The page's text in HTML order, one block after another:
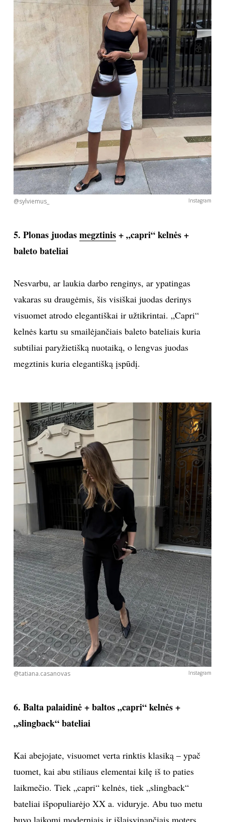
@sylviemus_ Instagram
5. Plonas juodasmegztinis+ „capri“ kelnės +
baleto bateliai
Nesvarbu, ar laukia darbo renginys, ar ypatingas
vakaras su draugėmis, šis visiškai juodas derinys
visuomet atrodo elegantiškai ir užtikrintai. „Capri“
kelnės kartu su smailėjančiais baleto bateliais kuria
subtiliai paryžietišką nuotaiką, o lengvas juodas
megztinis kuria elegantišką įspūdį.
@tatiana.casanovas Instagram
6. Balta palaidinė + baltos „capri“ kelnės +
„slingback“ bateliai
Kai abejojate, visuomet verta rinktis klasiką – ypač
tuomet, kai abu stiliaus elementai kilę iš to paties
laikmečio. Tiek „capri“ kelnės, tiek „slingback“
bateliai išpopuliarėjo XX a. viduryje. Abu tuo metu
buvo laikomi moderniais ir išlaisvinančiais moters